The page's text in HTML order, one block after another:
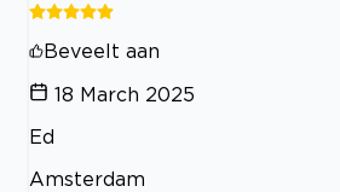
Beveelt aan
18 March 2025
Ed
Amsterdam